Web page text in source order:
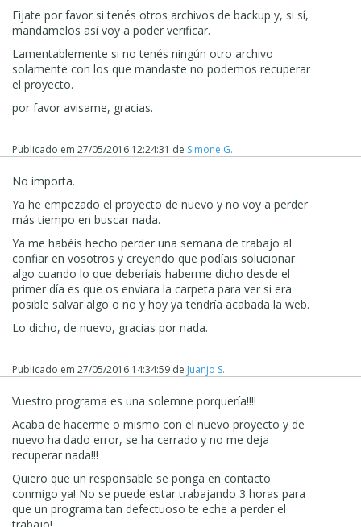
Fijate por favor si tenés otros archivos de backup y, si sí,
mandamelos asívoy a poder verificar.
Lamentablemente si no tenés ningún otro archivo
solamente con los que mandaste no podemos recuperar
el proyecto.
por favor avisame, gracias.
Publicado em 27/05/2016 12:24:31 de Simone G.
No importa.
Ya he empezado el proyecto de nuevo y no voy a perder
más tiempo en buscar nada.
Ya me habéis hecho perder una semana de trabajo al
confiar en vosotros y creyendo que podíais solucionar
algo cuando lo que deberíais haberme dicho desde el
primer día es que os enviara la carpeta para ver si era
posible salvar algo o no y hoy ya tendría acabada la web.
Lo dicho, de nuevo, gracias por nada.
Publicado em 27/05/2016 14:34:59 de Juanjo S.
Vuestro programa es una solemne porquería!!!!
Acaba de hacerme o mismo con el nuevo proyecto y de
nuevo ha dado error, se ha cerrado y no me deja
recuperar nada!!!
Quiero que un responsable se ponga en contacto
conmigo ya! No se puede estar trabajando 3 horas para
que un programa tan defectuoso te eche a perder el
trabajo!